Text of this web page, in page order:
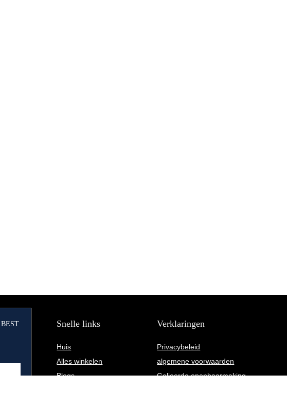
Snelle links
Huis
Alles winkelen
Blogs
Verklaringen
Privacybeleid
algemene voorwaarden
Gelieerde openbaarmaking